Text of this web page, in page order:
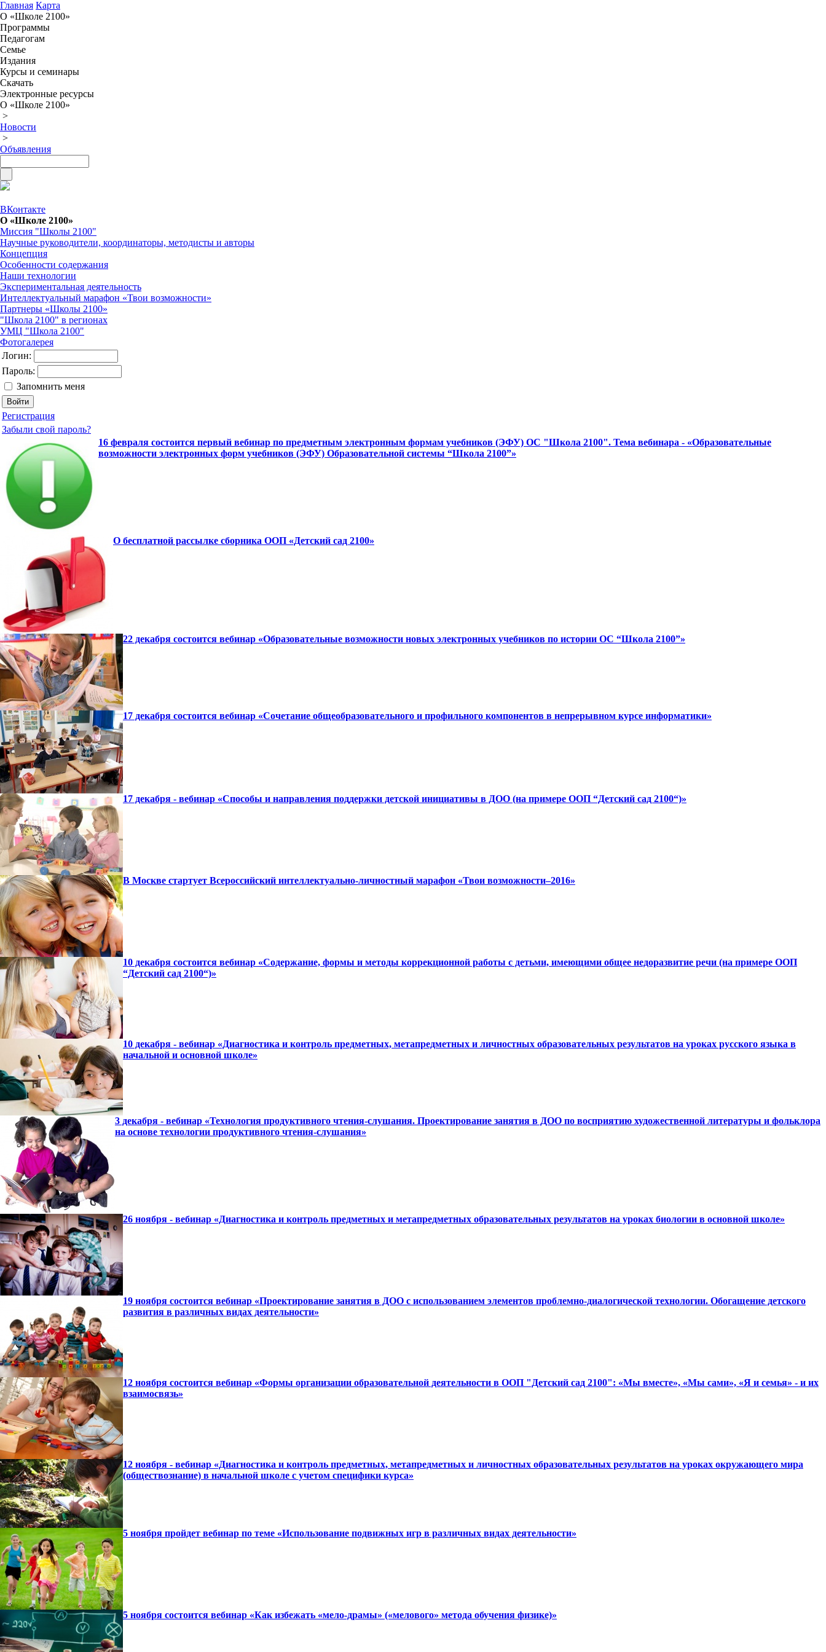
Главная Карта
О «Школе 2100»
Программы
Педагогам
Семье
Издания
Курсы и семинары
Скачать
Электронные ресурсы
О «Школе 2100»
>
Новости
>
Объявления
ВКонтакте
О «Школе 2100»
Миссия "Школы 2100"
Научные руководители, координаторы, методисты и авторы
Концепция
Особенности содержания
Наши технологии
Экспериментальная деятельность
Интеллектуальный марафон «Твои возможности»
Партнеры «Школы 2100»
"Школа 2100" в регионах
УМЦ "Школа 2100"
Фотогалерея
Логин:
Пароль:
Запомнить меня
Регистрация
Забыли свой пароль?
16 февраля состоится первый вебинар по предметным электронным формам учебников (ЭФУ) ОС "Школа 2100". Тема вебинара - «Образовательные
возможности электронных форм учебников (ЭФУ) Образовательной системы “Школа 2100”»
О бесплатной рассылке сборника ООП «Детский сад 2100»
22 декабря состоится вебинар «Образовательные возможности новых электронных учебников по истории ОС “Школа 2100”»
17 декабря состоится вебинар «Сочетание общеобразовательного и профильного компонентов в непрерывном курсе информатики»
17 декабря - вебинар «Способы и направления поддержки детской инициативы в ДОО (на примере ООП “Детский сад 2100“)»
В Москве стартует Всероссийский интеллектуально-личностный марафон «Твои возможности–2016»
10 декабря состоится вебинар «Содержание, формы и методы коррекционной работы с детьми, имеющими общее недоразвитие речи (на примере ООП
“Детский сад 2100“)»
10 декабря - вебинар «Диагностика и контроль предметных, метапредметных и личностных образовательных результатов на уроках русского языка в
начальной и основной школе»
3 декабря - вебинар «Технология продуктивного чтения-слушания. Проектирование занятия в ДОО по восприятию художественной литературы и фольклора
на основе технологии продуктивного чтения-слушания»
26 ноября - вебинар «Диагностика и контроль предметных и метапредметных образовательных результатов на уроках биологии в основной школе»
19 ноября состоится вебинар «Проектирование занятия в ДОО с использованием элементов проблемно-диалогической технологии. Обогащение детского
развития в различных видах деятельности»
12 ноября состоится вебинар «Формы организации образовательной деятельности в ООП "Детский сад 2100": «Мы вместе», «Мы сами», «Я и семья» - и их
взаимосвязь»
12 ноября - вебинар «Диагностика и контроль предметных, метапредметных и личностных образовательных результатов на уроках окружающего мира
(обществознание) в начальной школе с учетом специфики курса»
5 ноября пройдет вебинар по теме «Использование подвижных игр в различных видах деятельности»
5 ноября состоится вебинар «Как избежать «мело-драмы» («мелового» метода обучения физике)»